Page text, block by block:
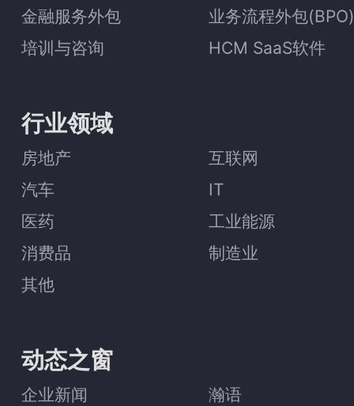
金融服务外包
业务流程外包(BPO)
培训与咨询
HCM SaaS软件
行业领域
房地产
互联网
汽车
IT
医药
工业能源
消费品
制造业
其他
动态之窗
企业新闻 瀚语